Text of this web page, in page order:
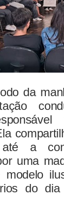
da
a
uma
modelo
do